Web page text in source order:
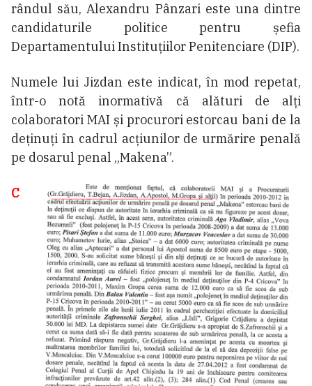
rândul său, Alexandru Pânzari este una dintre
candidaturile politice pentru șefia
Departamentului Instituțiilor Penitenciare (DIP).
Numele lui Jizdan este indicat, în mod repetat,
într-o notă inormativă că alături de alți
colaboratori MAI și procurori estorcau bani de la
deținuți în cadrul acțiunilor de urmărire penală
pe dosarul penal „Makena”.
C